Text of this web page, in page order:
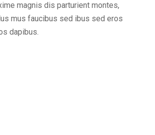
magnis dis parturient montes,
mus faucibus sed ibus sed eros
dapibus.